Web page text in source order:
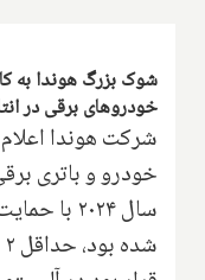
خودروهای برقی در
شرکت هوندا
خودرو و باتری
سال ۲۰۲۴